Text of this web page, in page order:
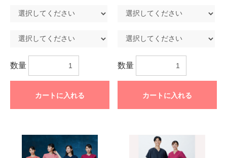
数量
カートに入れる
数量
カートに入れる